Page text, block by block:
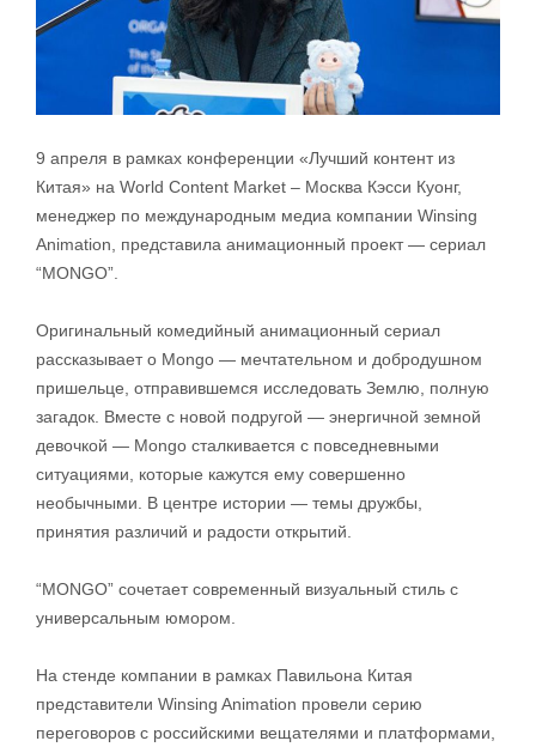
9 апреля в рамках конференции «Лучший контент из
Китая» на World Content Market – Москва Кэсси Куонг,
менеджер по международным медиа компании Winsing
Animation, представила анимационный проект — сериал
“MONGO”.
Оригинальный комедийный анимационный сериал
рассказывает о Mongo — мечтательном и добродушном
пришельце, отправившемся исследовать Землю, полную
загадок. Вместе с новой подругой — энергичной земной
девочкой — Mongo сталкивается с повседневными
ситуациями, которые кажутся ему совершенно
необычными. В центре истории — темы дружбы,
принятия различий и радости открытий.
“MONGO” сочетает современный визуальный стиль с
универсальным юмором.
На стенде компании в рамках Павильона Китая
представители Winsing Animation провели серию
переговоров с российскими вещателями и платформами,